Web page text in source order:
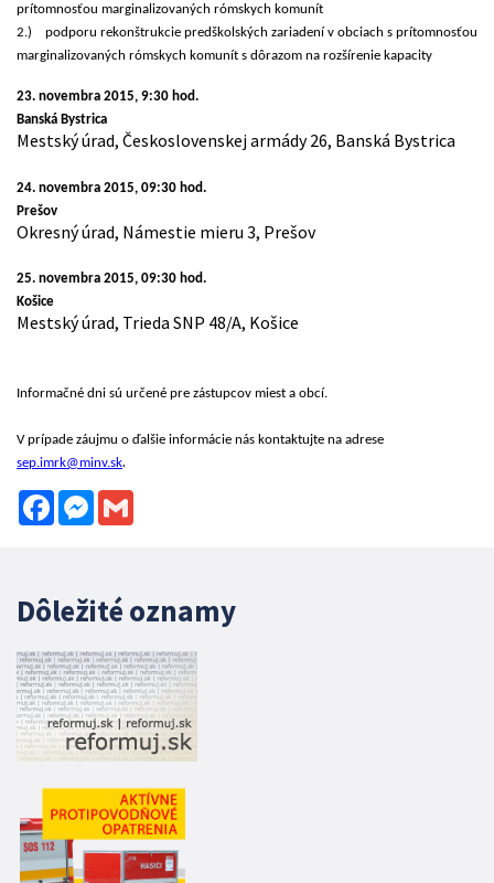
prítomnosťou marginalizovaných rómskych komunít
2.)
podporu rekonštrukcie predškolských zariadení v obciach s prítomnosťou
marginalizovaných rómskych komunít s dôrazom na rozšírenie kapacity
23. novembra 2015, 9:30 hod.
Banská Bystrica
Mestský úrad, Československej armády 26, Banská Bystrica
24. novembra 2015, 09:30 hod.
Prešov
Okresný úrad, Námestie mieru 3, Prešov
25. novembra 2015, 09:30 hod.
Košice
Mestský úrad, Trieda SNP 48/A, Košice
Informačné dni sú určené pre zástupcov miest a obcí.
V prípade záujmu o ďalšie informácie nás kontaktujte na adrese
sep.imrk@minv.sk.
FacebookMessenger
Dôležité oznamy